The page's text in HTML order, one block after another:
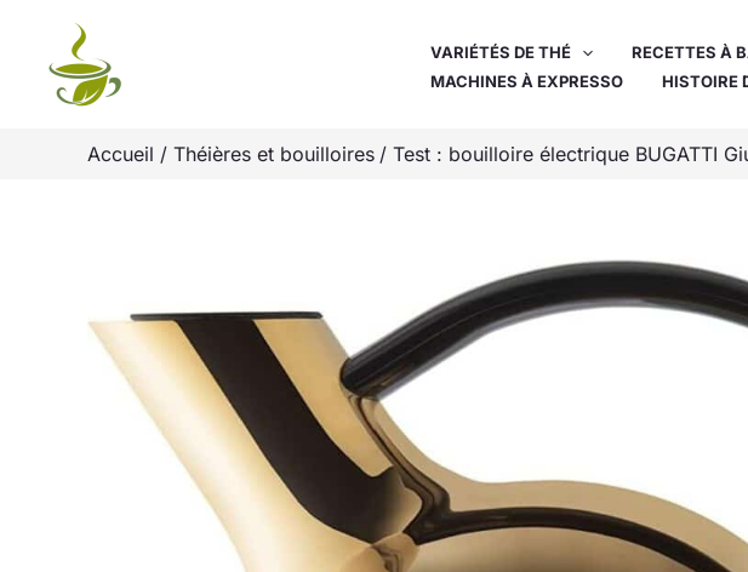
contenu
VARIÉTÉS DE THÉ RECETTES À
MACHINES À EXPRESSO
HISTOIRE
Accueil Théières et bouilloires Test : bouilloire électrique BUGATTI